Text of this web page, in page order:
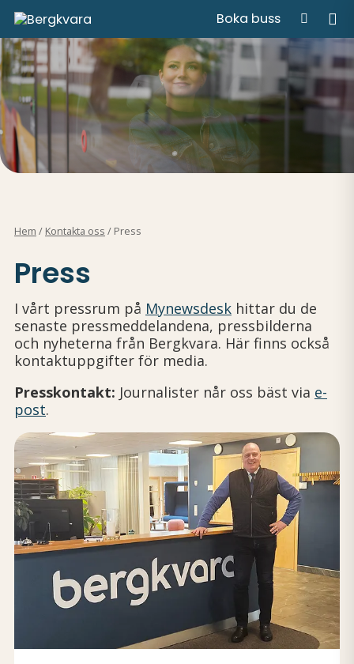
Boka buss
Hem / Kontakta oss / Press
Press
I vårt pressrum på Mynewsdesk hittar du de
senaste pressmeddelandena, pressbilderna
och nyheterna från Bergkvara. Här finns också
kontaktuppgifter för media.
Presskontakt: Journalister når oss bäst via e-
post.